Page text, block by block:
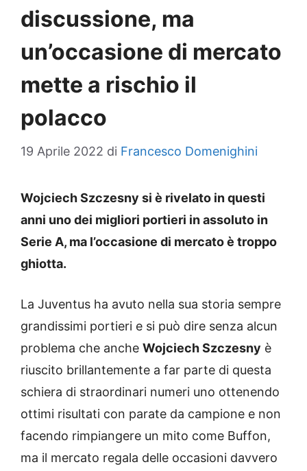
discussione, ma
un’occasione di mercato
mette a rischio il
polacco
19 Aprile 2022 di Francesco Domenighini
Wojciech Szczesny si è rivelato in questi
anni uno dei migliori portieri in assoluto in
Serie A, ma l’occasione di mercato è troppo
ghiotta.
La Juventus ha avuto nella sua storia sempre
grandissimi portieri e si può dire senza alcun
problema che anche Wojciech Szczesny è
riuscito brillantemente a far parte di questa
schiera di straordinari numeri uno ottenendo
ottimi risultati con parate da campione e non
facendo rimpiangere un mito come Buffon,
ma il mercato regala delle occasioni davvero